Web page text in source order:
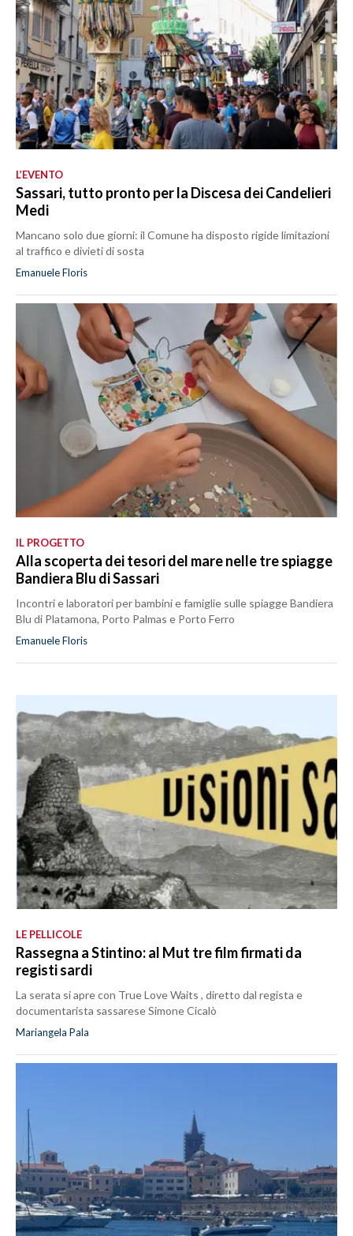
L’EVENTO
Sassari, tutto pronto per la Discesa dei Candelieri
Medi
Mancano solo due giorni: il Comune ha disposto rigide limitazioni
al traffico e divieti di sosta
Emanuele Floris
IL PROGETTO
Alla scoperta dei tesori del mare nelle tre spiagge
Bandiera Blu di Sassari
Incontri e laboratori per bambini e famiglie sulle spiagge Bandiera
Blu di Platamona, Porto Palmas e Porto Ferro
Emanuele Floris
LE PELLICOLE
Rassegna a Stintino: al Mut tre film firmati da
registi sardi
La serata si apre con True Love Waits , diretto dal regista e
documentarista sassarese Simone Cicalò
Mariangela Pala